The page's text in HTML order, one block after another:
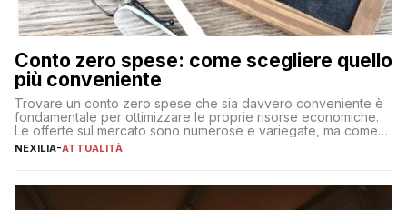
Conto zero spese: come scegliere quello
più conveniente
Trovare un conto zero spese che sia davvero conveniente è
fondamentale per ottimizzare le proprie risorse economiche.
Le offerte sul mercato sono numerose e variegate, ma come
individuare quella più adatta alle proprie esigenze senza
sul […]
NEXILIA-ATTUALITÀ